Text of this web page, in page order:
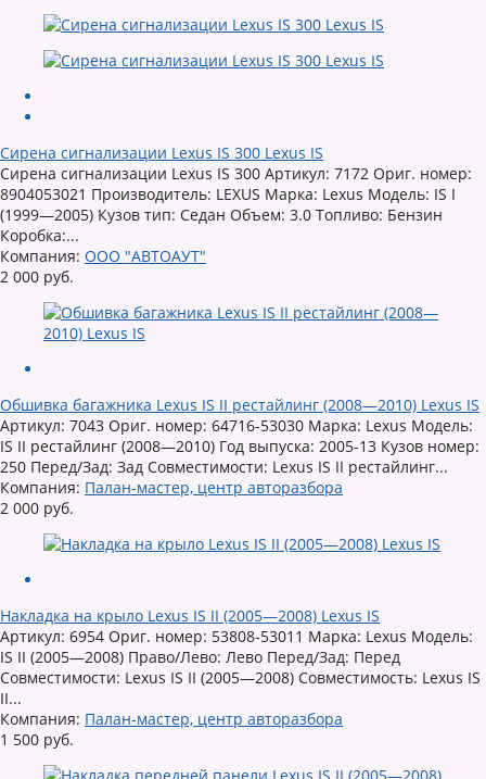
Сирена сигнализации Lexus IS 300 Lexus IS
Сирена сигнализации Lexus IS 300 Артикул: 7172 Ориг. номер:
8904053021 Производитель: LEXUS Марка: Lexus Модель: IS I
(1999—2005) Кузов тип: Седан Объем: 3.0 Топливо: Бензин
Коробка:...
Компания: ООО "АВТОАУТ"
2 000 руб.
Обшивка багажника Lexus IS II рестайлинг (2008—2010) Lexus IS
Артикул: 7043 Ориг. номер: 64716-53030 Марка: Lexus Модель:
IS II рестайлинг (2008—2010) Год выпуска: 2005-13 Кузов номер:
250 Перед/Зад: Зад Совместимости: Lexus IS II рестайлинг...
Компания: Палан-мастер, центр авторазбора
2 000 руб.
Накладка на крыло Lexus IS II (2005—2008) Lexus IS
Артикул: 6954 Ориг. номер: 53808-53011 Марка: Lexus Модель:
IS II (2005—2008) Право/Лево: Лево Перед/Зад: Перед
Совместимости: Lexus IS II (2005—2008) Совместимость: Lexus IS
II...
Компания: Палан-мастер, центр авторазбора
1 500 руб.